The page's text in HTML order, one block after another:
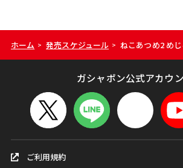
ホーム > 発売スケジュール > ねこあつめ2 め
ガシャポン公式アカウ
ご利用規約